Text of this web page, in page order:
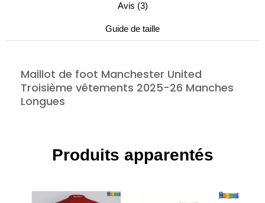
Avis (3)
Guide de taille
Maillot de foot Manchester United
Troisième vêtements 2025-26 Manches
Longues
Produits apparentés